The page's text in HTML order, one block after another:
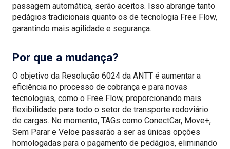
passagem automática, serão aceitos. Isso abrange tanto
pedágios tradicionais quanto os de tecnologia Free Flow,
garantindo mais agilidade e segurança.
Por que a mudança?
O objetivo da Resolução 6024 da ANTT é aumentar a
eficiência no processo de cobrança e para novas
tecnologias, como o Free Flow, proporcionando mais
flexibilidade para todo o setor de transporte rodoviário
de cargas. No momento, TAGs como ConectCar, Move+,
Sem Parar e Veloe passarão a ser as únicas opções
homologadas para o pagamento de pedágios, eliminando